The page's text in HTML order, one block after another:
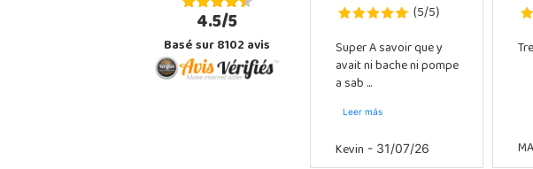
4.5/5
Basé sur 8102 avis
(5/5)
Super A savoir que y
avait ni bache ni pompe
a sab ...
Leer más
Kevin - 31/07/26